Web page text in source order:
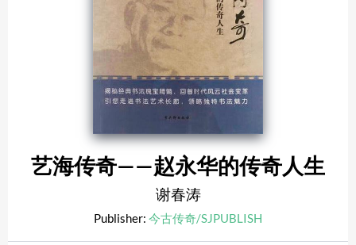
艺海传奇——赵永华的传奇人生
谢春涛
Publisher: 今古传奇/SJPUBLISH